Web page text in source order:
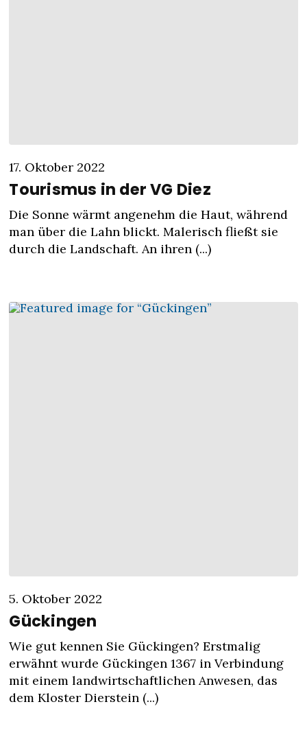
17. Oktober 2022
Tourismus in der VG Diez
Die Sonne wärmt angenehm die Haut, während
man über die Lahn blickt. Malerisch fließt sie
durch die Landschaft. An ihren (...)
5. Oktober 2022
Gückingen
Wie gut kennen Sie Gückingen? Erstmalig
erwähnt wurde Gückingen 1367 in Verbindung
mit einem landwirtschaftlichen Anwesen, das
dem Kloster Dierstein (...)